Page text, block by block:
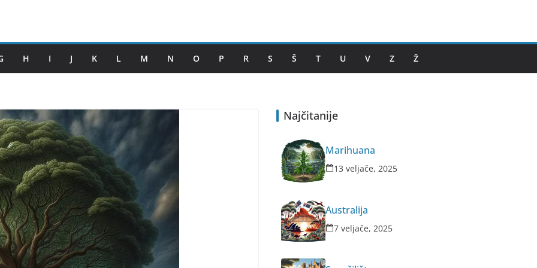
H I J K L M N O P R S Š T U V Z Ž
Najčitanije
Marihuana
13 veljače, 2025
Australija
7 veljače, 2025